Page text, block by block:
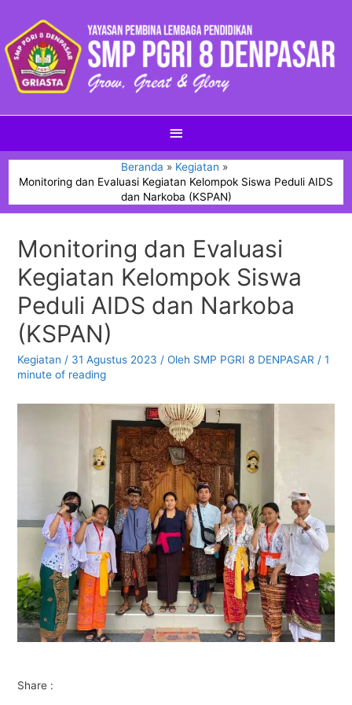
Beranda
Kegiatan
Monitoring dan Evaluasi Kegiatan Kelompok Siswa Peduli AIDS
dan Narkoba (KSPAN)
Monitoring dan Evaluasi
Kegiatan Kelompok Siswa
Peduli AIDS dan Narkoba
(KSPAN)
Kegiatan / 31 Agustus 2023 / Oleh SMP PGRI 8 DENPASAR / 1
minute of reading
Share :